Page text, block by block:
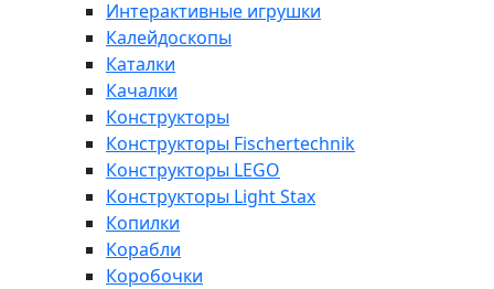
Интерактивные игрушки
Калейдоскопы
Каталки
Качалки
Конструкторы
Конструкторы Fisсhertechnik
Конструкторы LEGO
Конструкторы Light Stax
Копилки
Корабли
Коробочки